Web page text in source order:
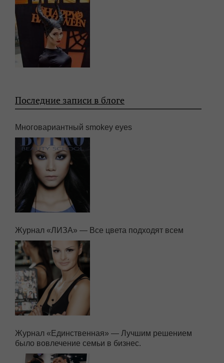
Последние записи в блоге
Многовариантный smokey eyes
Журнал «ЛИЗА» — Все цвета подходят всем
Журнал «Единственная» — Лучшим решением
было вовлечение семьи в бизнес.